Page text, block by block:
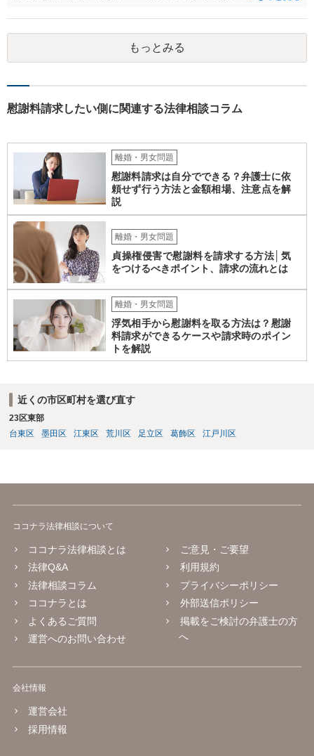
るパターンはありえるものの、本件のような精神的損害が発生したと
明確にいえないような案件において開示がなされる可能性も低いので
もっとみる
慰謝料請求したい側に関連する法律相談コラム
離婚・男女問題
慰謝料請求は自分でできる？弁護士に依
頼せず行う方法と金額相場、注意点を解
説
離婚・男女問題
貞操権侵害で慰謝料を請求する方法│気
をつけるべきポイント、請求の流れとは
離婚・男女問題
浮気相手から慰謝料を取る方法は？慰謝
料請求ができるケースや請求時のポイン
トを解説
近くの市区町村を選び直す
23区東部
台東区
墨田区 江東区 荒川区 足立区 葛飾区 江戸川区
ココナラ法律相談について
ココナラ法律相談とは
法律Q&A
法律相談コラム
ココナラとは
よくあるご質問
運営へのお問い合わせ
ご意見・ご要望
利用規約
プライバシーポリシー
外部送信ポリシー
掲載をご検討の弁護士の方
へ
会社情報
運営会社
採用情報